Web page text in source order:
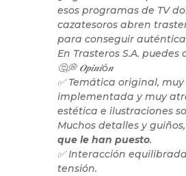
esos programas de TV
cazatesoros abren
para conseguir
En Trasteros S.A. puedes
🤔💭 𝑶𝒑𝒊𝒏𝒊ó𝒏
✅ Temática original,
implementada y muy
estética e ilustraciones
Muchos detalles y guiños,
que le han puesto.
✅ Interacción
tensión.